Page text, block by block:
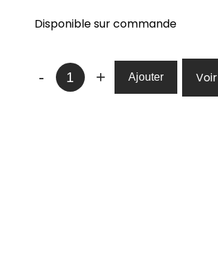
Disponible sur commande
-
quantité
de
+ Ajouter Voir